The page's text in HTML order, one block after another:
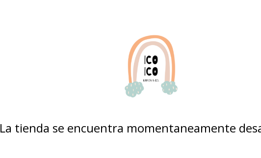
La tienda se encuentra momentaneamente